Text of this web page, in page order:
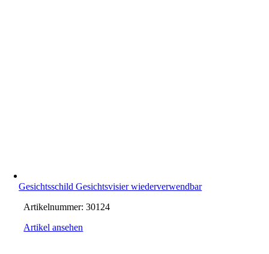
Gesichtsschild Gesichtsvisier wiederverwendbar
Artikelnummer:30124
Artikel ansehen